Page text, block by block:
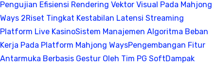
Pengujian Efisiensi Rendering Vektor Visual Pada Mahjong
Ways 2Riset Tingkat Kestabilan Latensi Streaming
Platform Live KasinoSistem Manajemen Algoritma Beban
Kerja Pada Platform Mahjong WaysPengembangan Fitur
Antarmuka Berbasis Gestur Oleh Tim PG SoftDampak